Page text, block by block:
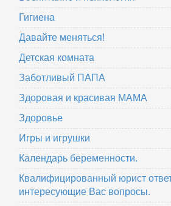
Гигиена
Давайте меняться!
Детская комната
Заботливый ПАПА
Здоровая и красивая МАМА
Здоровье
Игры и игрушки
Календарь беременности.
Квалифицированный юрист
интересующие Вас вопросы.